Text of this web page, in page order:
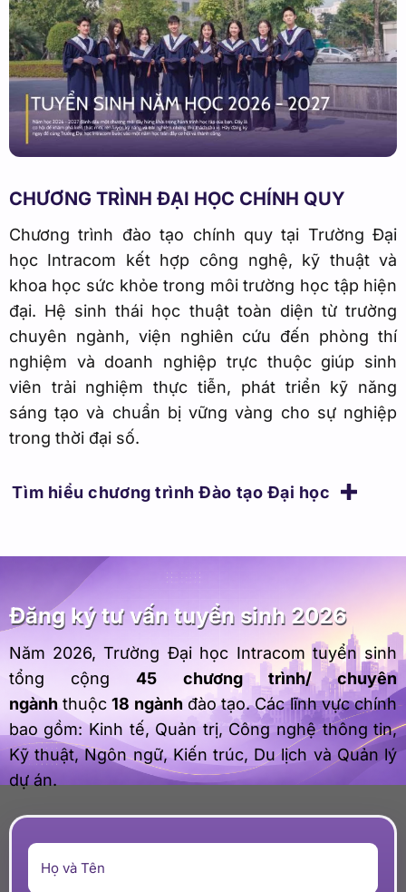
CHƯƠNG TRÌNH ĐẠI HỌC CHÍNH QUY
học Intracom kết hợp công nghệ, kỹ thuật và
khoa học sức khỏe trong môi trường học tập hiện
đại. Hệ sinh thái học thuật toàn diện từ trường
chuyên ngành, viện nghiên cứu đến phòng thí
nghiệm và doanh nghiệp trực thuộc giúp sinh
viên trải nghiệm thực tiễn, phát triển kỹ năng
sáng tạo và chuẩn bị vững vàng cho sự nghiệp
trong thời đại số.
Tìm hiểu chương trình Đào tạo Đại học
Đăng ký tư vấn tuyển sinh 2026
Năm 2026, Trường Đại học Intracom tuyển sinh
tổng cộng45 chương trình/ chuyên
ngànhthuộc18 ngànhđào tạo. Các lĩnh vực chính
bao gồm: Kinh tế, Quản trị, Công nghệ thông tin,
Kỹ thuật, Ngôn ngữ, Kiến trúc, Du lịch và Quản lý
dự án.